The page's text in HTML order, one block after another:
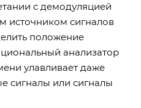
с демодуляцией
источником сигналов
положение
анализатор
улавливает даже
сигналы или сигналы